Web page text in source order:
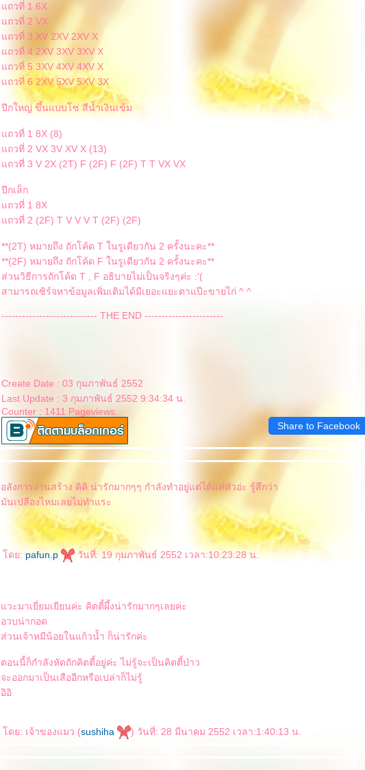
ถวที่ 1 6X
ถวที่ 2 VX
ถวที่ 3 XV 2XV 2XV X
ถวที่ 4 2XV 3XV 3XV X
ถวที่ 5 3XV 4XV 4XV X
ถวที่ 6 2XV 5XV 5XV 3X
ปีกใหญ่ ขึ้นแบบโซ่ สีน้ำเงินเข้ม
ถวที่ 1 8X (8)
ถวที่ 2 VX 3V XV X (13)
ถวที่ 3 V 2X (2T) F (2F) F (2F) T T VX VX
ปีกเล็ก
ถวที่ 1 8X
ถวที่ 2 (2F) T V V V T (2F) (2F)
**(2T) หมายถึง ถักโค้ด T ในรูเดียวกัน 2 ครั้งนะคะ**
**(2F) หมายถึง ถักโค้ด F ในรูเดียวกัน 2 ครั้งนะคะ**
ส่วนวิธีการถักโค้ด T , F อธิบายไม่เป็นจริงๆค่ะ :'(
สามารถเซิร์จหาข้อมูลเพิ่มเติมได้มีเยอะแยะตาแป๊ะขายไก่ ^ ^
---------------------------- THE END -----------------------
Create Date : 03 กุมภาพันธ์ 2552
Last Update : 3 กุมภาพันธ์ 2552 9:34:34 น.
Counter : 1411 Pageviews.
Share to Facebook
อลังการงานสร้าง คิคิ น่ารักมากๆๆ กำลังทำอยู่แต่ได้แค่หัวอ่ะ รู้สึกว่า
มันเปลืองไหมเลยไม่ทำแระ
ดย: pafun.p วันที่: 19 กุมภาพันธ์ 2552 เวลา:10:23:28 น.
วะมาเยี่ยมเยียนค่ะ คิตตี้ผึ้งน่ารักมากๆเลยค่ะ
อวบน่ากอด
ส่วนเจ้าหมีน้อยในแก้วน้ำ ก็น่ารักค่ะ
ตอนนี้ก็กำลังหัดถักคิตตี้อยู่ค่ะ ไม่รู้จะเป็นคิตตี้ป่าว
จะออกมาเป็นเสืออีกหรือเปล่าก็ไม่รู้
อิอิ
ดย: เจ้าของแมว (sushiha ) วันที่: 28 มีนาคม 2552 เวลา:1:40:13 น.